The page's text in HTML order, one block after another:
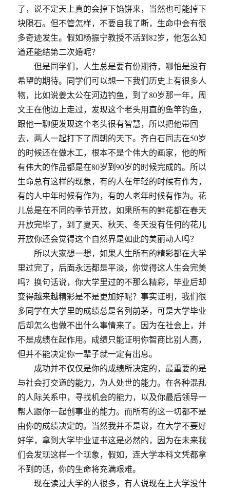
了，说不定天上真的会掉下馅饼来，当然也可能掉下
块陨石。但不管怎样，不要自我了断，生命中会有很
多奇迹发生。假如杨振宁教授不活到82岁，他怎么知
道还能结第二次婚呢？
但是同学们，人生总是要有份期待，哪怕是没有
希望的期待。同学们可以想一下我们历史上有很多人
物，比如说姜太公在河边钓鱼，到了80岁那一年，周
文王在他边上走过，发现这个老头用直的鱼竿钓鱼，
跟他一聊便发现这个老头很有智慧，所以把他带回
去，两人一起打下了周朝的天下。齐白石同志在50岁
的时候还在做木工，根本不是个伟大的画家，他的所
有伟大的作品都是在80岁到90岁的时候完成的。所以
生命总有这样的现象，有的人在年轻的时候有作为，
有的人中年时候有作为，有的人老年时候有作为。花
儿总是在不同的季节开放，如果所有的鲜花都在春天
开放完毕了，到了夏天、秋天、冬天没有任何的花儿
开放你还会觉得这个自然界是如此的美丽动人吗？
所以大家想一想，如果人生所有的精彩都在大学
里过完了，后面永远都是平淡，你觉得这人生会完美
吗？换句话说，你大学里过的不那么精彩，毕业后却
变得越来越精彩是不是更加好呢？事实证明，我们很
多同学在大学里的成绩总是名列前茅，可是大学毕业
后却怎么也做不出什么事情来了。因为在社会上，并
不是成绩在起作用。成绩只能证明你智商比别人高，
但并不能决定你一辈子就一定有出息。
成功并不仅仅是你的成绩所决定的，最重要的是
与社会打交道的能力，为人处世的能力。在各种混乱
的人际关系中，寻找机会的能力，以及你最后领导一
帮人跟你一起创事业的能力。而所有的这一切都不是
由你的成绩决定的。当然我并不是说，在大学不要好
好学，拿到大学毕业证书这是必然的，因为在未来我
们会发现这样一个现象，假如，连大学本科文凭都拿
不到的话，你的生命将充满艰难。
现在读过大学的人很多，有人说现在上大学没什